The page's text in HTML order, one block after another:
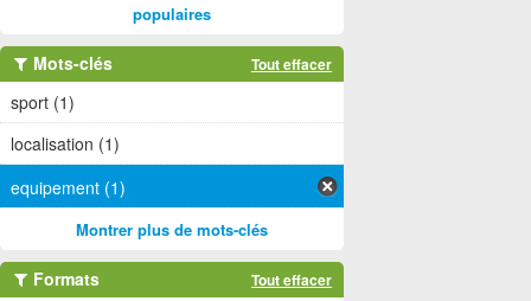
populaires
Mots-clés Tout effacer
sport (1)
localisation (1)
equipement (1)
Montrer plus de mots-clés
Formats Tout effacer